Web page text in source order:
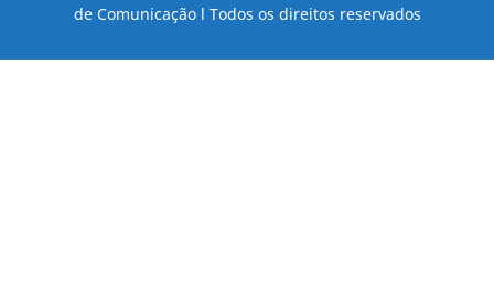
de Comunicação l Todos os direitos reservados